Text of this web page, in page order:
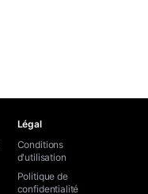
Légal
Conditions
d'utilisation
Politique de
confidentialité